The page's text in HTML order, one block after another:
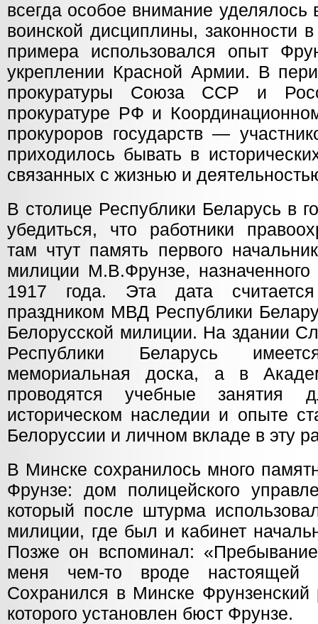
всегда особое внимание
воинской дисциплины, законности
примера использовался опыт
укреплении Красной Армии. В
прокуратуры Союза ССР и
прокуратуре РФ и
прокуроров государств —
приходилось бывать в
связанных с жизнью и
В столице Республики Беларусь в
убедиться, что работники
там чтут память первого
милиции М.В.Фрунзе,
1917 года. Эта дата
праздником МВД Республики
Белорусской милиции. На здании
Республики Беларусь
мемориальная доска, а в
проводятся учебные занятия
историческом наследии и опыте
Белоруссии и личном вкладе в эту
В Минске сохранилось много
Фрунзе: дом полицейского
который после штурма
милиции, где был и кабинет
Позже он вспоминал:
меня чем-то вроде настоящей
Сохранился в Минске Фрунзенский
которого установлен бюст Фрунзе.